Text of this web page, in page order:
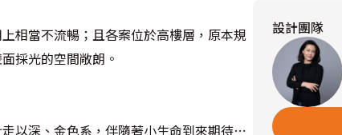
相當不流暢；且各案位於高樓層，原本規
採光的空間敞朗。
以深、金色系，伴隨著小生命到來期待新
設計團隊